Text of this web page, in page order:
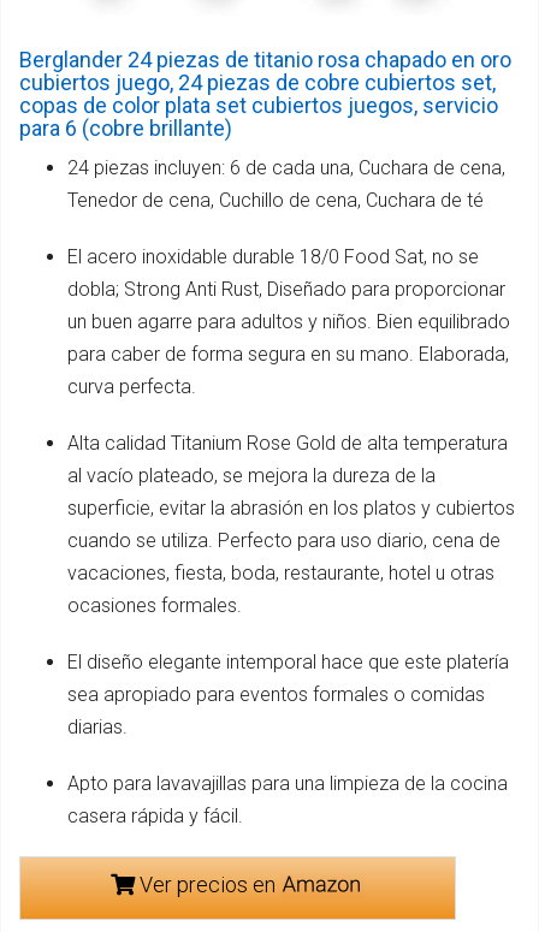
Berglander 24 piezas de titanio rosa chapado en oro
cubiertos juego, 24 piezas de cobre cubiertos set,
copas de color plata set cubiertos juegos, servicio
para 6 (cobre brillante)
24 piezas incluyen: 6 de cada una, Cuchara de cena,
Tenedor de cena, Cuchillo de cena, Cuchara de té
El acero inoxidable durable 18/0 Food Sat, no se
dobla; Strong Anti Rust, Diseñado para proporcionar
un buen agarre para adultos y niños. Bien equilibrado
para caber de forma segura en su mano. Elaborada,
curva perfecta.
Alta calidad Titanium Rose Gold de alta temperatura
al vacío plateado, se mejora la dureza de la
superficie, evitar la abrasión en los platos y cubiertos
cuando se utiliza. Perfecto para uso diario, cena de
vacaciones, fiesta, boda, restaurante, hotel u otras
ocasiones formales.
El diseño elegante intemporal hace que este platería
sea apropiado para eventos formales o comidas
diarias.
Apto para lavavajillas para una limpieza de la cocina
casera rápida y fácil.
Ver precios en